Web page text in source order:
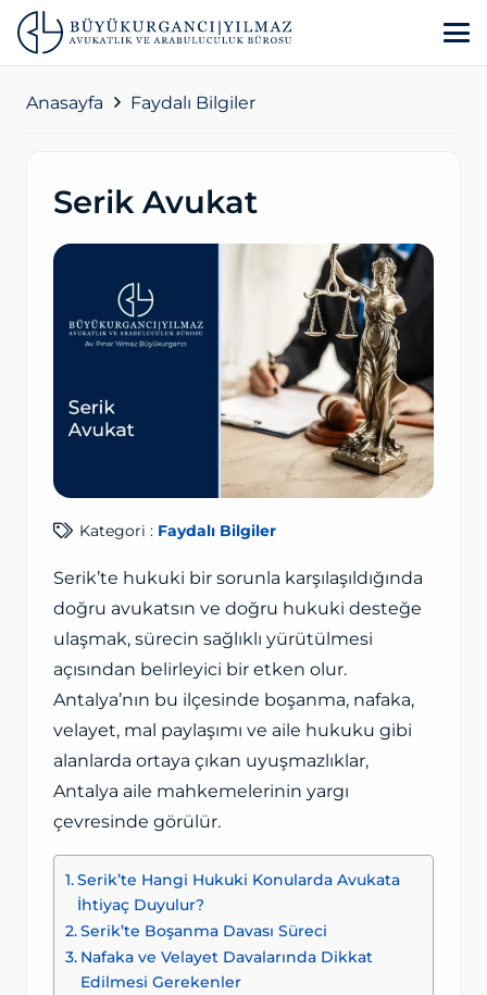
Anasayfa Faydalı Bilgiler
Serik Avukat
Kategori : Faydalı Bilgiler
Serik’te hukuki bir sorunla karşılaşıldığında
doğru avukatsın ve doğru hukuki desteğe
ulaşmak, sürecin sağlıklı yürütülmesi
açısından belirleyici bir etken olur.
Antalya’nın bu ilçesinde boşanma, nafaka,
velayet, mal paylaşımı ve aile hukuku gibi
alanlarda ortaya çıkan uyuşmazlıklar,
Antalya aile mahkemelerinin yargı
çevresinde görülür.
Serik’te Hangi Hukuki Konularda Avukata
İhtiyaç Duyulur?
Serik’te Boşanma Davası Süreci
Nafaka ve Velayet Davalarında Dikkat
Edilmesi Gerekenler